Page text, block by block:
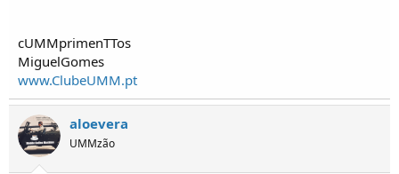
cUMMprimenTTos
MiguelGomes
www.ClubeUMM.pt
aloevera
UMMzão